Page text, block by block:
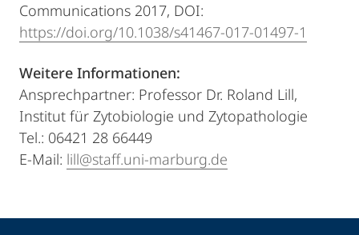
Communications 2017, DOI:
https://doi.org/10.1038/s41467-017-01497-1
Weitere Informationen:
Ansprechpartner: Professor Dr. Roland Lill,
Institut für Zytobiologie und Zytopathologie
Tel.: 06421 28 66449
E-Mail: lill@staff.uni-marburg.de